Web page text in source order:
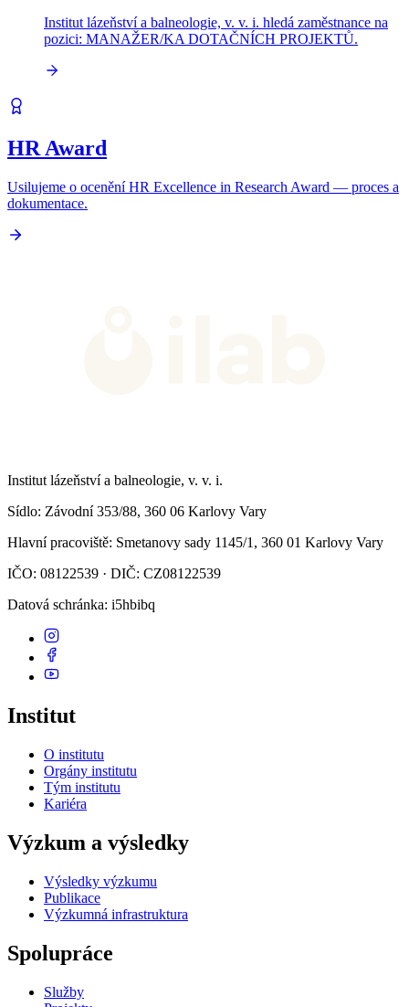
Institut lázeňství a balneologie, v. v. i. hledá zaměstnance na
pozici: MANAŽER/KA DOTAČNÍCH PROJEKTŮ.
HR Award
Usilujeme o ocenění HR Excellence in Research Award — proces a
dokumentace.
Institut lázeňství a balneologie, v. v. i.
Sídlo: Závodní 353/88, 360 06 Karlovy Vary
Hlavní pracoviště: Smetanovy sady 1145/1, 360 01 Karlovy Vary
IČO: 08122539 · DIČ: CZ08122539
Datová schránka: i5hbibq
Institut
O institutu
Orgány institutu
Tým institutu
Kariéra
Výzkum a výsledky
Výsledky výzkumu
Publikace
Výzkumná infrastruktura
Spolupráce
Služby